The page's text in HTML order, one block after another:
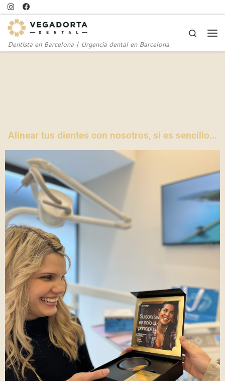
Saltar al contenido
Dentista en Barcelona | Urgencia dental en Barcelona
Search
Alinear tus dientes con nosotros, si es sencillo...